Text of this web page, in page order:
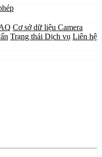
Cơ sở dữ liệu Camera
Trạng thái Dịch vụ Liên hệ